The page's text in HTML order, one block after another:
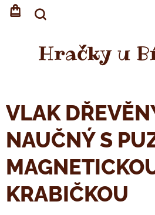
Hračky u
VLAK
NAUČNÝ S
KRABIČKOU